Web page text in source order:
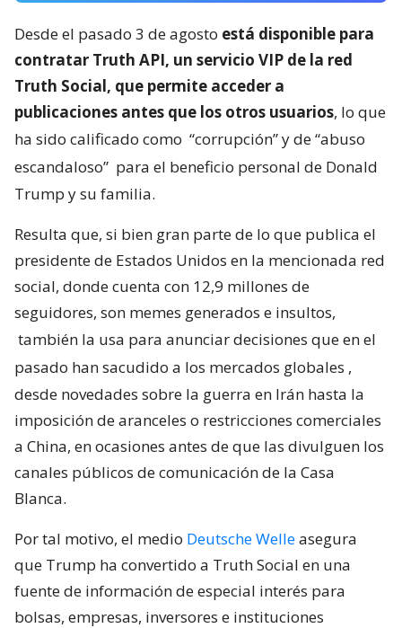
Desde el pasado 3 de agosto está disponible para
contratar Truth API, un servicio VIP de la red
Truth Social, que permite acceder a
publicaciones antes que los otros usuarios, lo que
ha sido calificado como “corrupción” y de “abuso
escandaloso” para el beneficio personal de Donald
Trump y su familia.
Resulta que, si bien gran parte de lo que publica el
presidente de Estados Unidos en la mencionada red
social, donde cuenta con 12,9 millones de
seguidores, son memes generados e insultos,
también la usa para anunciar decisiones que en el
pasado han sacudido a los mercados globales ,
desde novedades sobre la guerra en Irán hasta la
imposición de aranceles o restricciones comerciales
a China, en ocasiones antes de que las divulguen los
canales públicos de comunicación de la Casa
Blanca.
Por tal motivo, el medio Deutsche Welleasegura
que Trump ha convertido a Truth Social en una
fuente de información de especial interés para
bolsas, empresas, inversores e instituciones